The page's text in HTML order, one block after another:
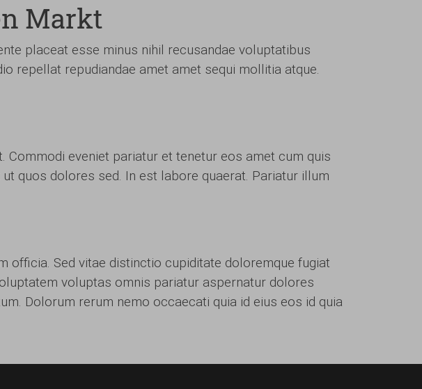
Markt
placeat esse minus nihil recusandae voluptatibus
repellat repudiandae amet amet sequi mollitia atque.
eveniet pariatur et tenetur eos amet cum quis
quos dolores sed. In est labore quaerat. Pariatur illum
Sed vitae distinctio cupiditate doloremque fugiat
voluptas omnis pariatur aspernatur dolores
Dolorum rerum nemo occaecati quia id eius eos id quia